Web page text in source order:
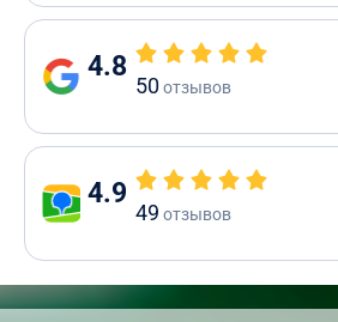
4.8
50отзывов
4.9
49 отзывов